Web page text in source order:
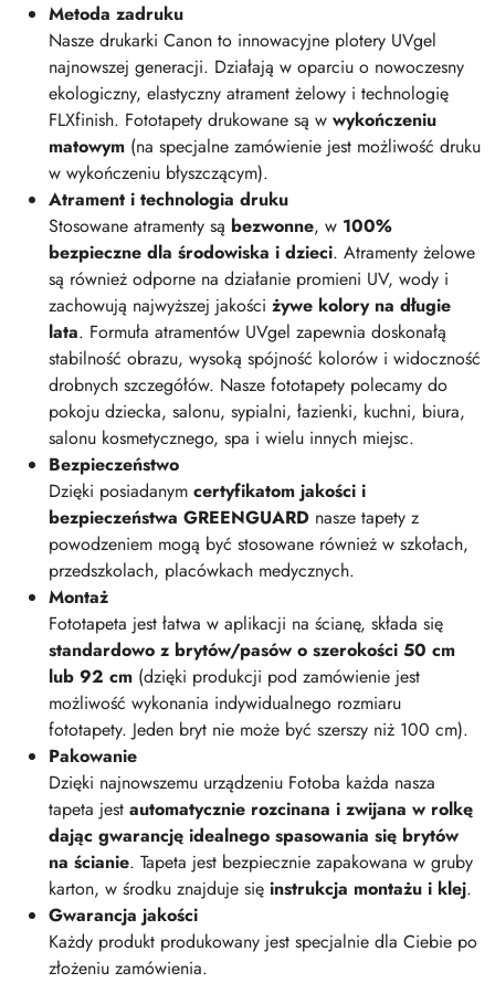
Metoda zadruku
Nasze drukarki Canon to innowacyjne plotery UVgel
najnowszej generacji. Działają w oparciu o nowoczesny
ekologiczny, elastyczny atrament żelowy i technologię
FLXfinish. Fototapety drukowane są w wykończeniu
matowym (na specjalne zamówienie jest możliwość druku
w wykończeniu błyszczącym).
Atrament i technologia druku
Stosowane atramenty są bezwonne, w 100%
bezpieczne dla środowiska i dzieci. Atramenty żelowe
są również odporne na działanie promieni UV, wody i
zachowują najwyższej jakości żywe kolory na długie
lata. Formuła atramentów UVgel zapewnia doskonałą
stabilność obrazu, wysoką spójność kolorów i widoczność
drobnych szczegółów. Nasze fototapety polecamy do
pokoju dziecka, salonu, sypialni, łazienki, kuchni, biura,
salonu kosmetycznego, spa i wielu innych miejsc.
Bezpieczeństwo
Dzięki posiadanym certyfikatom jakości i
bezpieczeństwa GREENGUARD nasze tapety z
powodzeniem mogą być stosowane również w szkołach,
przedszkolach, placówkach medycznych.
Montaż
Fototapeta jest łatwa w aplikacji na ścianę, składa się
standardowo z brytów/pasów o szerokości 50 cm
lub 92 cm (dzięki produkcji pod zamówienie jest
możliwość wykonania indywidualnego rozmiaru
fototapety. Jeden bryt nie może być szerszy niż 100 cm).
Pakowanie
Dzięki najnowszemu urządzeniu Fotoba każda nasza
tapeta jest automatycznie rozcinana i zwijana w rolkę
dając gwarancję idealnego spasowania się brytów
na ścianie. Tapeta jest bezpiecznie zapakowana w gruby
karton, w środku znajduje się instrukcja montażu i klej.
Gwarancja jakości
Każdy produkt produkowany jest specjalnie dla Ciebie po
złożeniu zamówienia.